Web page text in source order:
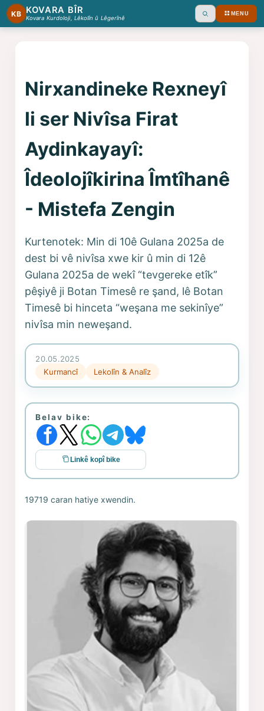
KB KOVARA BÎR
Kovara Kurdoloji, Lêkolîn û Lêgerînê Ara MENU
Nirxandineke Rexneyî
li ser Nivîsa Firat
Aydinkayayî:
Îdeolojîkirina Îmtîhanê
- Mistefa Zengin
Kurtenotek: Min di 10ê Gulana 2025a de
dest bi vê nivîsa xwe kir û min di 12ê
Gulana 2025a de wekî “tevgereke etîk”
pêşiyê ji Botan Timesê re şand, lê Botan
Timesê bi hinceta “weşana me sekinîye”
nivîsa min neweşand.
20.05.2025
Kurmancî
Lekolîn & Analîz
Belav bike:
Linkê kopî bike
19719 caran hatiye xwendin.